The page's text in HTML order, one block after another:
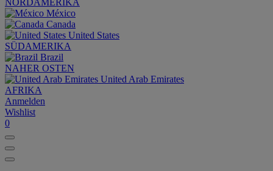
NORDAMERIKA
México
Canada
United States
SÜDAMERIKA
Brazil
NAHER OSTEN
United Arab Emirates
AFRIKA
Anmelden
Wishlist
0